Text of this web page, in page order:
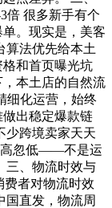
倍 很多新手有个
。现实是，美客
算法优先给本土
和首页曝光坑
本土店的自然流
细化运营，始终
出稳定爆款链
少跨境卖家天天
高忽低——不是运
三、物流时效与
者对物流时效
国直发，物流周